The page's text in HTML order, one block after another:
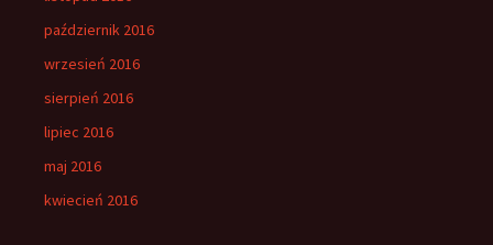
październik 2016
wrzesień 2016
sierpień 2016
lipiec 2016
maj 2016
kwiecień 2016